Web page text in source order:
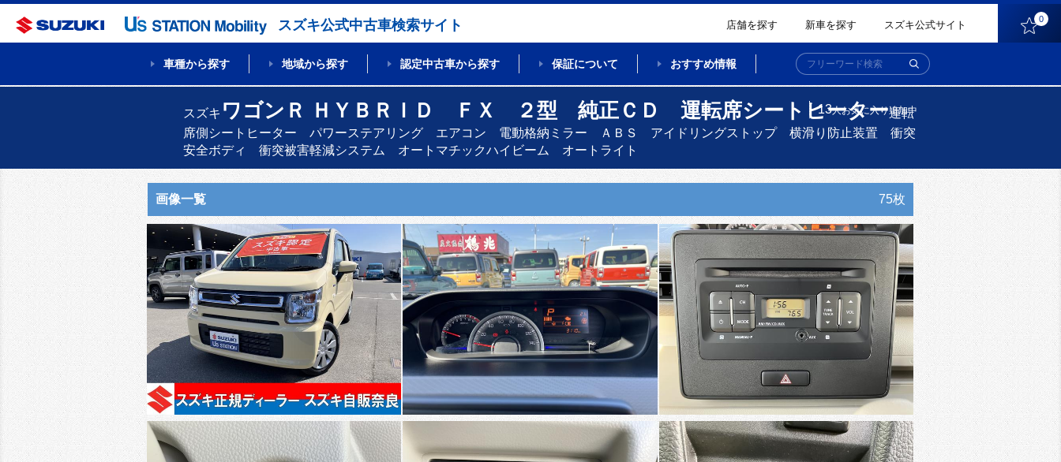
スズキ公式中古車検索サイト 店舗を探す 新車を探す スズキ公式サイト 0
車種から探す 地域から探す 認定中古車から探す 保証について おすすめ情報
スズキ ワゴンＲ ＨＹＢＲＩＤ ＦＸ ２型 純正ＣＤ 運転席シートヒーター運転
席側シートヒーター パワーステアリング エアコン 電動格納ミラー ＡＢＳ アイドリングストップ 横滑り防止装置 衝突
安全ボディ 衝突被害軽減システム オートマチックハイビーム オートライト
13人お気に入り追加中
画像一覧 75枚